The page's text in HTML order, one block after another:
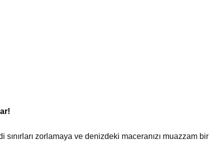
zorlamaya ve denizdeki maceranızı muazzam bir